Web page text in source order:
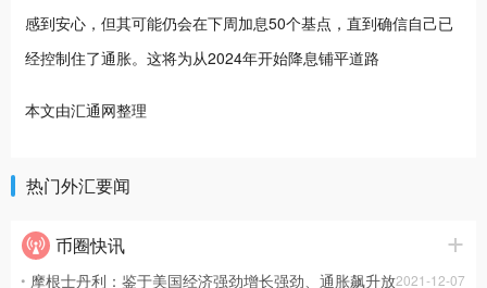
感到安心，但其可能仍会在下周加息50个基点，直到确信自己已
经控制住了通胀。这将为从2024年开始降息铺平道路
本文由汇通网整理
热门外汇要闻
币圈快讯
2021-12-07
摩根士丹利：鉴于美国经济强劲增长强劲、通胀飙升放